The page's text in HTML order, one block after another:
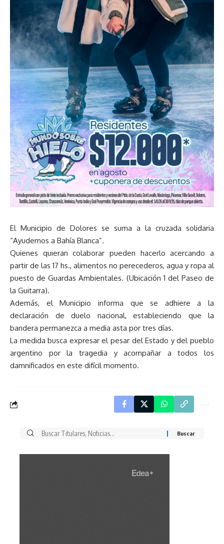
El Municipio de Dolores se suma a la cruzada solidaria
“Ayudemos a Bahía Blanca”.
Quienes quieran colaborar pueden hacerlo acercando a
partir de las 17 hs., alimentos no perecederos, agua y ropa al
puesto de Guardas Ambientales. (Ubicación 1 del Paseo de
la Guitarra).
Además, el Municipio informa que se adhiere a la
declaración de duelo nacional, estableciendo que la
bandera permanezca a media asta por tres días.
La medida busca expresar el pesar del Estado y del pueblo
argentino por la tragedia y acompañar a todos los
damnificados en este difícil momento.
Buscar